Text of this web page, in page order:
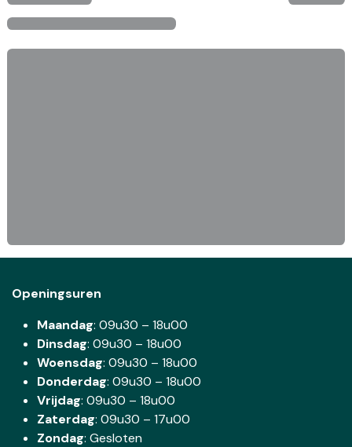
Openingsuren
Maandag: 09u30 – 18u00
Dinsdag: 09u30 – 18u00
Woensdag: 09u30 – 18u00
Donderdag: 09u30 – 18u00
Vrijdag: 09u30 – 18u00
Zaterdag: 09u30 – 17u00
Zondag: Gesloten